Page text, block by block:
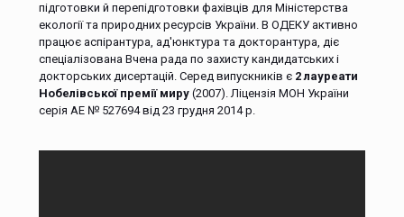
підготовки й перепідготовки фахівців для Міністерства
екології та природних ресурсів України. В ОДЕКУ активно
працює аспірантура, ад'юнктура та докторантура, діє
спеціалізована Вчена рада по захисту кандидатських і
докторських дисертацій. Серед випускників є 2 лауреати
Нобелівської премії миру (2007). Ліцензія МОН України
серія АЕ № 527694 від 23 грудня 2014 р.